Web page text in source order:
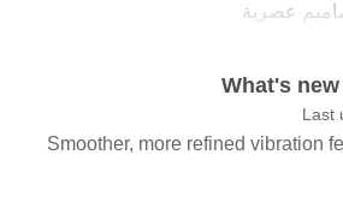
عصرية
مع توقيت قابل للتخصيص
الشاشة الرئيسية أو شاشة القفل أو
What's
Last
✨ Smoother, more refined vibration